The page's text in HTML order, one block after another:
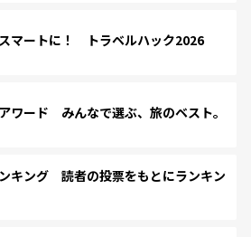
マートに！ トラベルハック2026
ワード みんなで選ぶ、旅のベスト。
キング 読者の投票をもとにランキン